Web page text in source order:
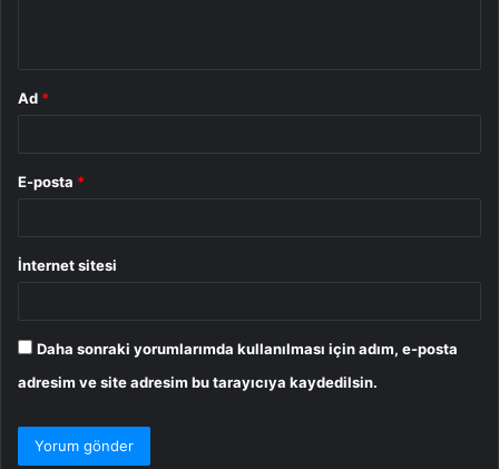
Ad *
E-posta *
İnternet sitesi
Daha sonraki yorumlarımda kullanılması için adım, e-posta
adresim ve site adresim bu tarayıcıya kaydedilsin.